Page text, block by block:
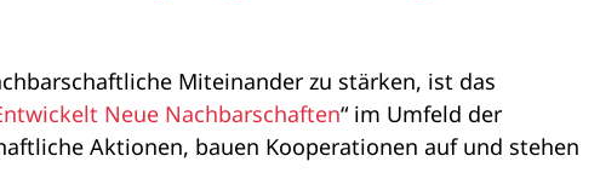
Miteinander zu stärken, ist das
Neue Nachbarschaften“ im Umfeld der
Aktionen, bauen Kooperationen auf und stehen